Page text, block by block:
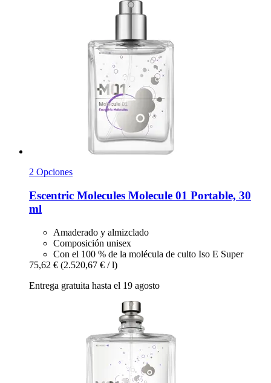
2 Opciones
Escentric Molecules Molecule 01 Portable, 30
ml
Amaderado y almizclado
Composición unisex
Con el 100 % de la molécula de culto Iso E Super
75,62 € (2.520,67 € / l)
Entrega gratuita hasta el 19 agosto